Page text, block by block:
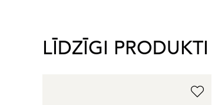
LĪDZĪGI PRODUKTI